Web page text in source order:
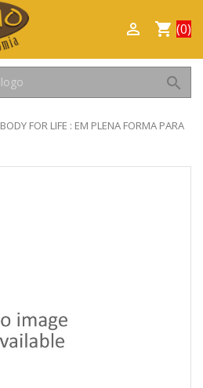
shopping_cart (0)

search
BODY FOR LIFE : EM PLENA FORMA PARA